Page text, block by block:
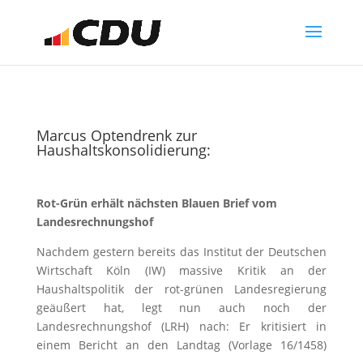
Marcus Optendrenk zur
Haushaltskonsolidierung:
Rot-Grün erhält nächsten Blauen Brief vom
Landesrechnungshof
Nachdem gestern bereits das Institut der Deutschen
Wirtschaft Köln (IW) massive Kritik an der
Haushaltspolitik der rot-grünen Landesregierung
geäußert hat, legt nun auch noch der
Landesrechnungshof (LRH) nach: Er kritisiert in
einem Bericht an den Landtag (Vorlage 16/1458)